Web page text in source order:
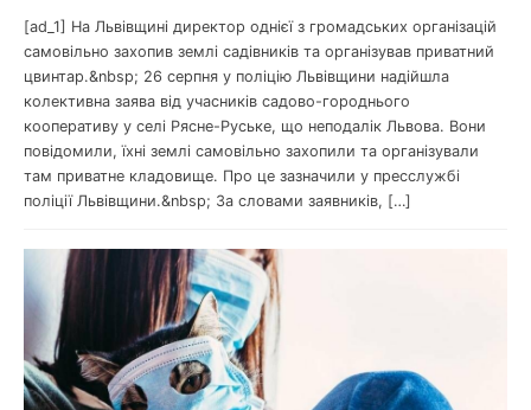
[ad_1] На Львівщині директор однієї з громадських організацій
самовільно захопив землі садівників та організував приватний
цвинтар.&nbsp; 26 серпня у поліцію Львівщини надійшла
колективна заява від учасників садово-городнього
кооперативу у селі Рясне-Руське, що неподалік Львова. Вони
повідомили, їхні землі самовільно захопили та організували
там приватне кладовище. Про це зазначили у пресслужбі
поліції Львівщини.&nbsp; За словами заявників, […]